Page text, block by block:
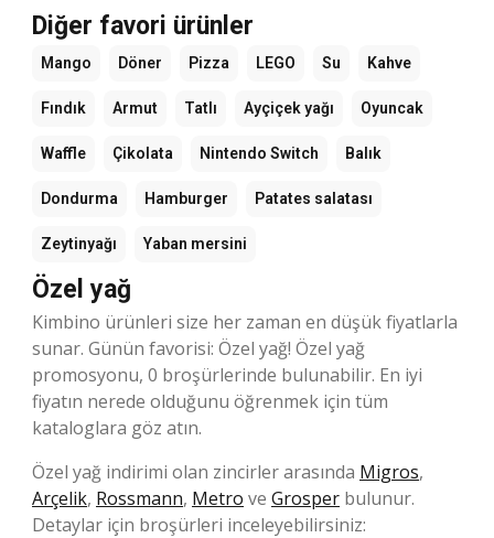
Diğer favori ürünler
Mango Döner Pizza LEGO Su Kahve
Fındık Armut Tatlı Ayçiçek yağı Oyuncak
Waffle Çikolata Nintendo Switch Balık
Dondurma Hamburger Patates salatası
Zeytinyağı Yaban mersini
Özel yağ
Kimbino ürünleri size her zaman en düşük fiyatlarla
sunar. Günün favorisi: Özel yağ! Özel yağ
promosyonu, 0 broşürlerinde bulunabilir. En iyi
fiyatın nerede olduğunu öğrenmek için tüm
kataloglara göz atın.
Özel yağ indirimi olan zincirler arasında Migros,
Arçelik, Rossmann, Metro ve Grosper bulunur.
Detaylar için broşürleri inceleyebilirsiniz: